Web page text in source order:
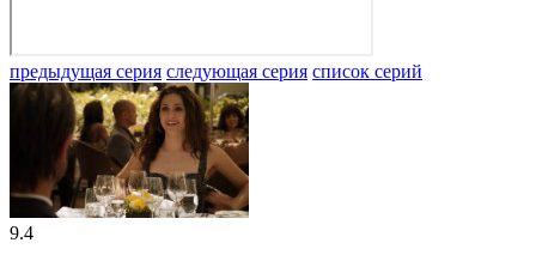
предыдущая серия следующая серия список серий
9.4